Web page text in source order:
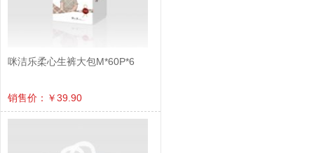
咪洁乐柔心生裤大包M*60P*6
销售价：￥39.90